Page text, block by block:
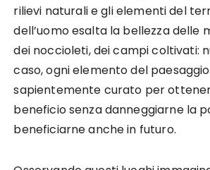
rilievi naturali e gli elementi del
dell’uomo esalta la bellezza delle
dei noccioleti, dei campi coltivati:
caso, ogni elemento del
sapientemente curato per
beneficio senza danneggiarne la
beneficiarne anche in futuro.